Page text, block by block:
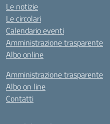
Le notizie
Le circolari
Calendario eventi
Amministrazione trasparente
Albo online
Amministrazione trasparente
Albo on line
Contatti